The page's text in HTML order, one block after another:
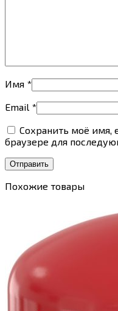
Имя *
Email *
Сохранить моё имя,
браузере для
Похожие товары